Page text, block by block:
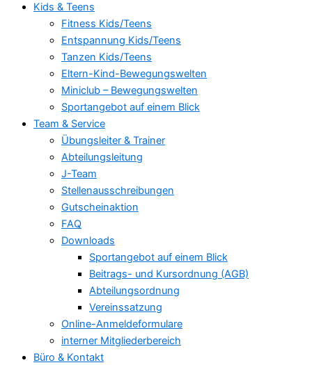
Kids & Teens
Fitness Kids/Teens
Entspannung Kids/Teens
Tanzen Kids/Teens
Eltern-Kind-Bewegungswelten
Miniclub – Bewegungswelten
Sportangebot auf einem Blick
Team & Service
Übungsleiter & Trainer
Abteilungsleitung
J-Team
Stellenausschreibungen
Gutscheinaktion
FAQ
Downloads
Sportangebot auf einem Blick
Beitrags- und Kursordnung (AGB)
Abteilungsordnung
Vereinssatzung
Online-Anmeldeformulare
interner Mitgliederbereich
Büro & Kontakt